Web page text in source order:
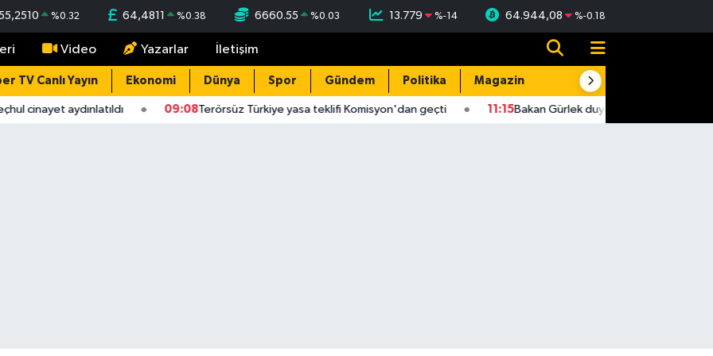
%0.32 64,4811 %0.38 6660.55 %0.03 13.779 %-14 64.944,08 %-0.18
Video Yazarlar İletişim
TV Canlı Yayın Ekonomi Dünya Spor Gündem Politika Magazin Resmi İlanlar
cinayet aydınlatıldı 09:08Terörsüz Türkiye yasa teklifi Komisyon'dan geçti 11:15Bakan Gürlek duyurdu! 2 faili meçhul